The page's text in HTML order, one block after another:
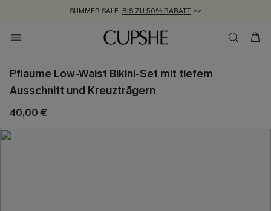
SUMMER SALE: BIS ZU 50% RABATT >>
ZUM NEWSLETTER:BIS ZU -20% EXTRA ERHALTEN
KOSTENLOSER VERSAND AB 89 €
Pflaume Low-Waist Bikini-Set mit tiefem
Ausschnitt und Kreuzträgern
40,00 €